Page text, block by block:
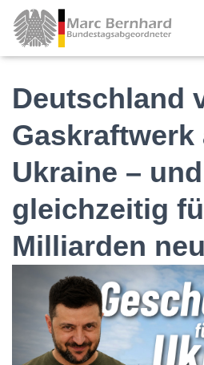
Deutschland
Gaskraftwerk
Ukraine –
gleichzeitig
Milliarden